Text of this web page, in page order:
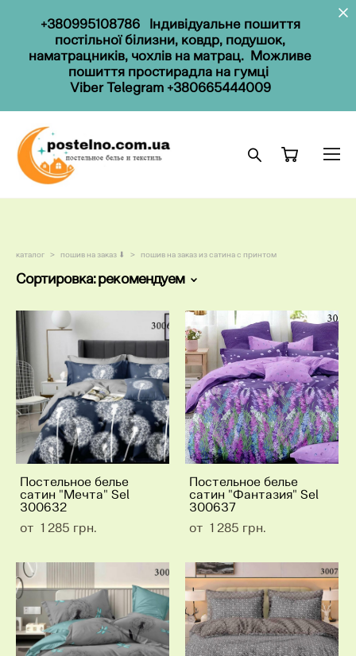
+380995108786
Індивідуальне пошиття
постільної білизни, ковдр, подушок,
наматрацників, чохлів на матрац. Можливе
пошиття простирадла на гумці
Viber Telegram+380665444009
каталог > пошив на заказ ⬇ > пошив на заказ из сатина с принтом
Сортировка:рекомендуем
Постельное белье
сатин "Мечта" Sel
300632
от 1 285 грн.
Постельное белье
сатин "Фантазия" Sel
300637
от 1 285 грн.